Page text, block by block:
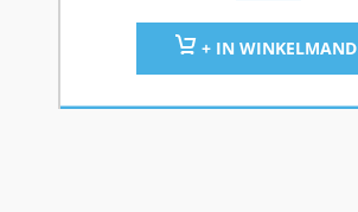
+ IN WINKELMAND